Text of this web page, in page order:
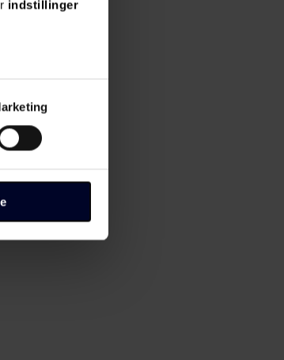
indstillinger
samtykke" i
kan kontakte